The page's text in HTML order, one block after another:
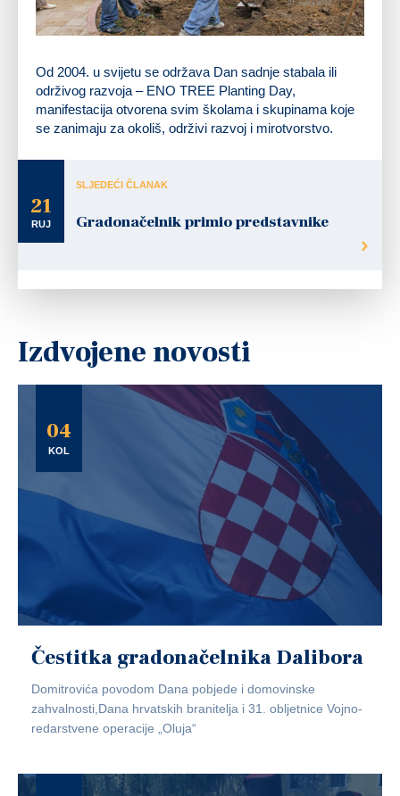
Od 2004. u svijetu se održava Dan sadnje stabala ili
održivog razvoja – ENO TREE Planting Day,
manifestacija otvorena svim školama i skupinama koje
se zanimaju za okoliš, održivi razvoj i mirotvorstvo.
21
RUJ
SLJEDEĆI ČLANAK
Gradonačelnik primio predstavnike
Izdvojene novosti
04
KOL
Čestitka gradonačelnika Dalibora
Domitrovića povodom Dana pobjede i domovinske
zahvalnosti,Dana hrvatskih branitelja i 31. obljetnice Vojno-
redarstvene operacije „Oluja“